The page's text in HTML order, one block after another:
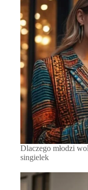
Dlaczego młodzi
singielek